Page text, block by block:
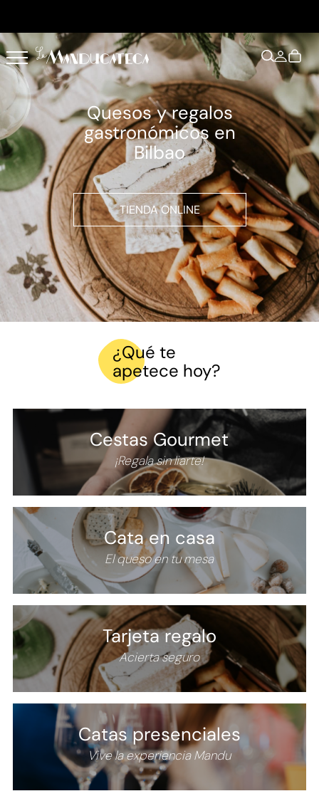
Quesos y regalos
gastronómicos en
Bilbao
TIENDA ONLINE
¿Qué te
apetece hoy?
Cestas Gourmet
¡Regala sin liarte!
Cata en casa
El queso en tu mesa
Tarjetaregalo
Acierta seguro
Cataspresenciales
Vive la experiencia Mandu